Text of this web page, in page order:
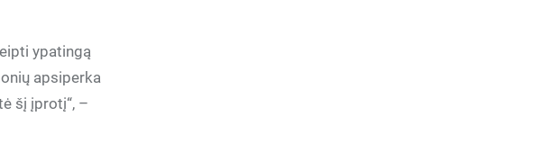
ypatingą
apsiperka
šį įprotį“, –